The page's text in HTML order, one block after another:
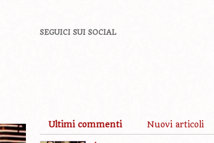
SEGUICI SUI SOCIAL
Ultimi commenti Nuovi articoli